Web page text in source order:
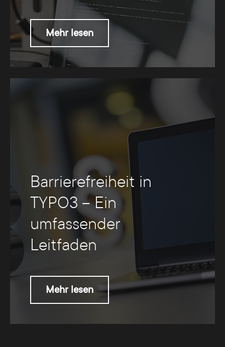
Mehr lesen
Barrierefreiheit in
TYPO3 – Ein
umfassender
Leitfaden
Mehr lesen